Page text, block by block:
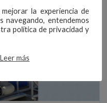
la experiencia de
navegando, entendemos
política de privacidad y
Leer más